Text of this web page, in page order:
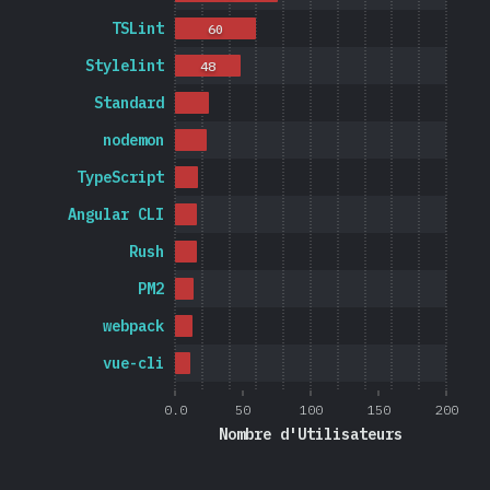
0.0 50 100 150 200
Nombre d'Utilisateurs
vue-cli
webpack
PM2
Rush
Angular CLI
TypeScript
nodemon
Standard
Stylelint
TSLint
48
60